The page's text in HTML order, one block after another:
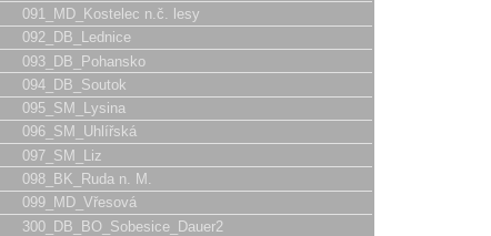
091_MD_Kostelec n.č. lesy
092_DB_Lednice
093_DB_Pohansko
094_DB_Soutok
095_SM_Lysina
096_SM_Uhlířská
097_SM_Liz
098_BK_Ruda n. M.
099_MD_Vřesová
300_DB_BO_Sobesice_Dauer2